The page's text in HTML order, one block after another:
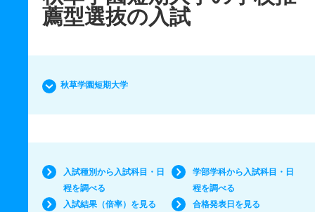
薦型選抜の入試
秋草学園短期大学
入試種別から入試科目・日
程を調べる
学部学科から入試科目・日
程を調べる
入試結果（倍率）を見る
合格発表日を見る